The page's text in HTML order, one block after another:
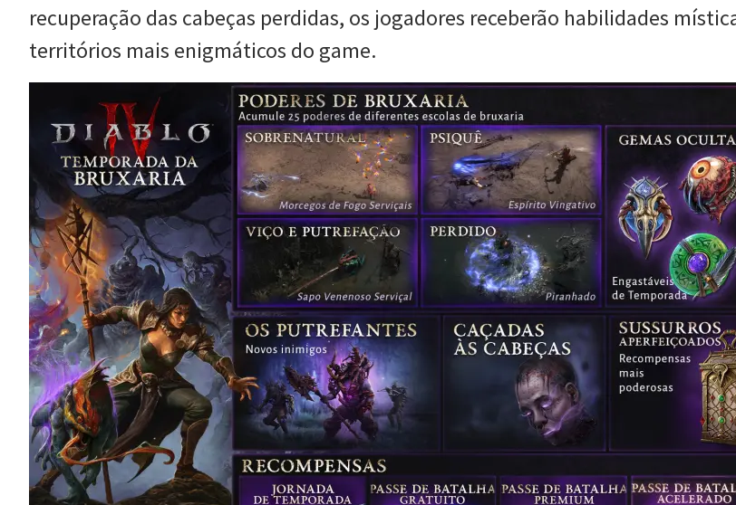
recuperação das cabeças perdidas, os jogadores receberão habilidades
territórios mais enigmáticos do game.